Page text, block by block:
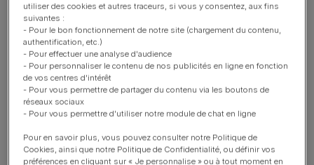
Vérifiez les polices d’assurance
Faites un plan de vol simple
Cages séparées
Les choses à prévoir avant
de voyager en avion avec un
utiliser des cookies et autres traceurs, si vous y consentez, aux fins
suivantes :
- Pour le bon fonctionnement de notre site (chargement du contenu,
authentification, etc.)
- Pour effectuer une analyse d'audience
- Pour personnaliser le contenu de nos publicités en ligne en fonction
de vos centres d'intérêt
- Pour vous permettre de partager du contenu via les boutons de
réseaux sociaux
- Pour vous permettre d'utiliser notre module de chat en ligne
Pour en savoir plus, vous pouvez consulter notre Politique de
Cookies, ainsi que notre Politique de Confidentialité, ou définir vos
préférences en cliquant sur « Je personnalise » ou à tout moment en